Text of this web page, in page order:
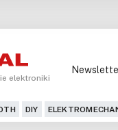
elektroniki
DIY